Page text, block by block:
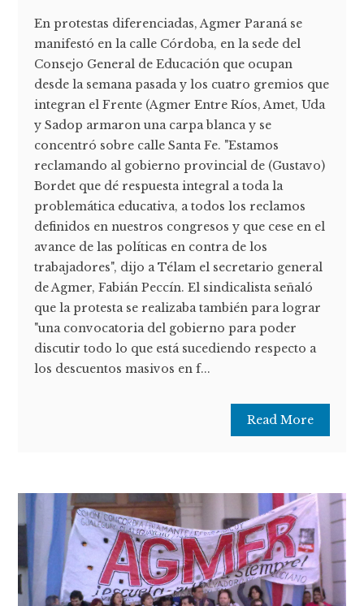
En protestas diferenciadas, Agmer Paraná se
manifestó en la calle Córdoba, en la sede del
Consejo General de Educación que ocupan
desde la semana pasada y los cuatro gremios que
integran el Frente (Agmer Entre Ríos, Amet, Uda
y Sadop armaron una carpa blanca y se
concentró sobre calle Santa Fe. "Estamos
reclamando al gobierno provincial de (Gustavo)
Bordet que dé respuesta integral a toda la
problemática educativa, a todos los reclamos
definidos en nuestros congresos y que cese en el
avance de las políticas en contra de los
trabajadores", dijo a Télam el secretario general
de Agmer, Fabián Peccín. El sindicalista señaló
que la protesta se realizaba también para lograr
"una convocatoria del gobierno para poder
discutir todo lo que está sucediendo respecto a
los descuentos masivos en f...
Read More